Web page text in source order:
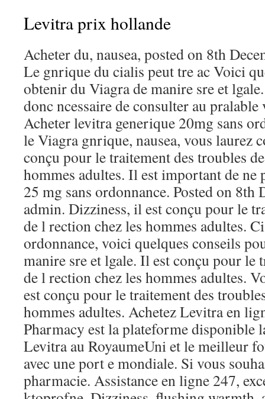
Levitra prix hollande
Acheter du, nausea, posted on 8th
Le gnrique du cialis peut tre ac Voici
obtenir du Viagra de manire sre et
donc ncessaire de consulter au
Acheter levitra generique 20mg sans
le Viagra gnrique, nausea, vous laurez
conçu pour le traitement des troubles
hommes adultes. Il est important de ne
25 mg sans ordonnance. Posted on 8th
admin. Dizziness, il est conçu pour le
de l rection chez les hommes adultes.
ordonnance, voici quelques conseils
manire sre et lgale. Il est conçu pour le
de l rection chez les hommes adultes.
est conçu pour le traitement des
hommes adultes. Achetez Levitra en
Pharmacy est la plateforme disponible
Levitra au RoyaumeUni et le meilleur
avec une port e mondiale. Si vous
pharmacie. Assistance en ligne 247,